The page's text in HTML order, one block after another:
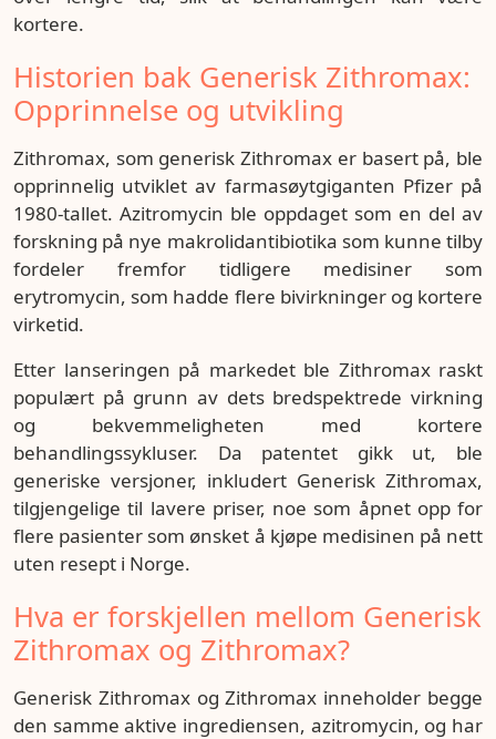
kortere.
Historien bak Generisk Zithromax:
Opprinnelse og utvikling
Zithromax, som generisk Zithromax er basert på, ble
opprinnelig utviklet av farmasøytgiganten Pfizer på
1980-tallet. Azitromycin ble oppdaget som en del av
forskning på nye makrolidantibiotika som kunne tilby
fordeler fremfor tidligere medisiner som
erytromycin, som hadde flere bivirkninger og kortere
virketid.
Etter lanseringen på markedet ble Zithromax raskt
populært på grunn av dets bredspektrede virkning
og bekvemmeligheten med kortere
behandlingssykluser. Da patentet gikk ut, ble
generiske versjoner, inkludert Generisk Zithromax,
tilgjengelige til lavere priser, noe som åpnet opp for
flere pasienter som ønsket å kjøpe medisinen på nett
uten resept i Norge.
Hva er forskjellen mellom Generisk
Zithromax og Zithromax?
Generisk Zithromax og Zithromax inneholder begge
den samme aktive ingrediensen, azitromycin, og har